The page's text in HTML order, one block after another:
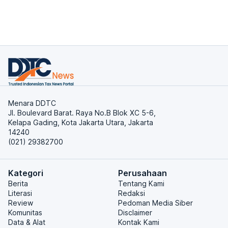
Menara DDTC
Jl. Boulevard Barat. Raya No.B Blok XC 5-6,
Kelapa Gading, Kota Jakarta Utara, Jakarta
14240
(021) 29382700
Kategori
Berita
Literasi
Review
Komunitas
Data & Alat
Perusahaan
Tentang Kami
Redaksi
Pedoman Media Siber
Disclaimer
Kontak Kami